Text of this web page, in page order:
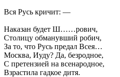
Вся Русь кричит: —
Наказан будет Ш……рович,
Столицу обманувший робич,
За то, что Русь предал Всея…
Москва, Иуду? Да, безродное,
С претензией на всенародное,
Взрастила гадкое дитя.